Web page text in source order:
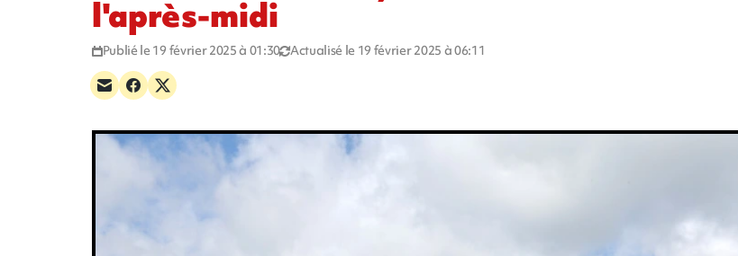
l'après-midi
Publié le 19 février 2025 à 01:30 Actualisé le 19 février 2025 à 06:11